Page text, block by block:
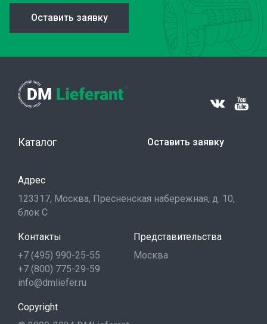
Оставить заявку
Каталог Оставить заявку
Адрес
123317, Москва, Пресненская набережная, д. 10,
блок С
Контакты
+7 (495) 990-25-55
+7 (800) 775-29-59
info@dmliefer.ru
Представительства
Москва
Copyright